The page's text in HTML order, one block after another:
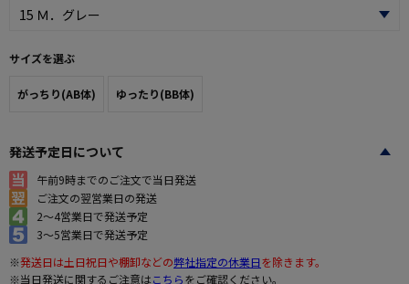
サイズを選ぶ
がっちり(AB体) ゆったり(BB体)
発送予定日について
午前9時までのご注文で当日発送
ご注文の翌営業日の発送
2～4営業日で発送予定
3～5営業日で発送予定
※発送日は土日祝日や棚卸などの弊社指定の休業日を除きます。
※当日発送に関するご注意はこちらをご確認ください。